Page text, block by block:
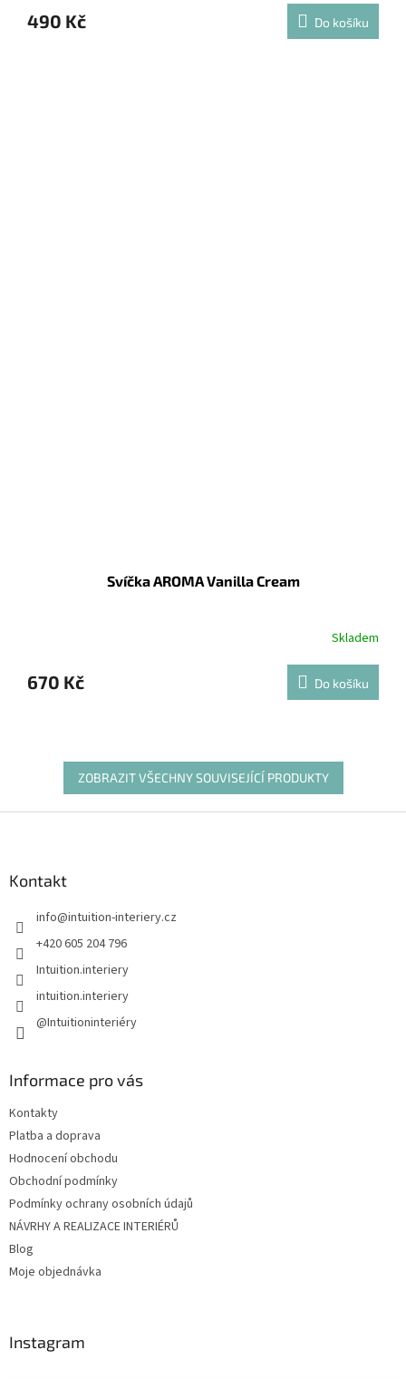
490 Kč Do košíku
Svíčka AROMA Vanilla Cream
Skladem
670 Kč Do košíku
ZOBRAZIT VŠECHNY SOUVISEJÍCÍ PRODUKTY
Kontakt
info@intuition-interiery.cz
+420 605 204 796
Intuition.interiery
intuition.interiery
@Intuitioninteriéry
Informace pro vás
Kontakty
Platba a doprava
Hodnocení obchodu
Obchodní podmínky
Podmínky ochrany osobních údajů
NÁVRHY A REALIZACE INTERIÉRŮ
Blog
Moje objednávka
Instagram